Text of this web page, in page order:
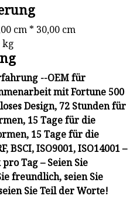
cm * 30,00 cm
kg
--OEM für
mit Fortune 500
Design, 72 Stunden für
15 Tage für die
15 Tage für die
BSCI, ISO9001, ISO14001 –
Tag – Seien Sie
freundlich, seien Sie
Sie Teil der Worte!